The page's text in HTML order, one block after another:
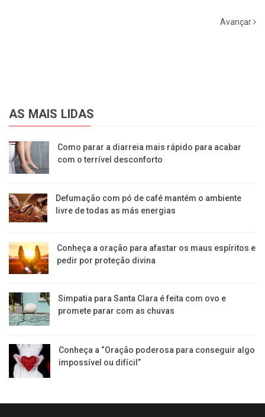
Avançar
AS MAIS LIDAS
Como parar a diarreia mais rápido para acabar
com o terrível desconforto
Defumação com pó de café mantém o ambiente
livre de todas as más energias
Conheça a oração para afastar os maus espíritos e
pedir por proteção divina
Simpatia para Santa Clara é feita com ovo e
promete parar com as chuvas
Conheça a “Oração poderosa para conseguir algo
impossível ou difícil”